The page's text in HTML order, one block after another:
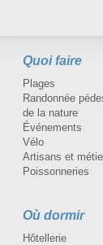
Quoi faire
Plages
Randonnée
de la nature
Événements
Vélo
Artisans et
Poissonneries
Où dormir
Hôtellerie